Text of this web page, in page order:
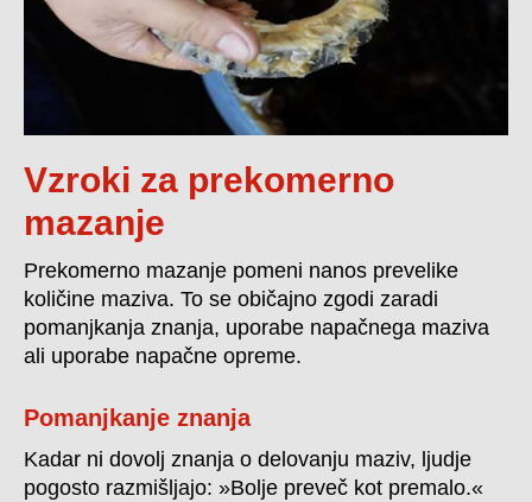
Vzroki za prekomerno
mazanje
Prekomerno mazanje pomeni nanos prevelike
količine maziva. To se običajno zgodi zaradi
pomanjkanja znanja, uporabe napačnega maziva
ali uporabe napačne opreme.
Pomanjkanje znanja
Kadar ni dovolj znanja o delovanju maziv, ljudje
pogosto razmišljajo: »Bolje preveč kot premalo.«